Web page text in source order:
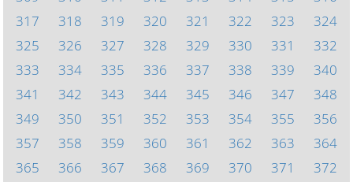
317
318 319 320 321 322 323
324
325
326 327 328 329 330 331
332
333
334 335 336 337 338 339
340
341
342 343 344 345 346 347
348
349
350 351 352 353 354 355
356
357
358 359 360 361 362 363
364
365
366 367 368 369 370 371 372